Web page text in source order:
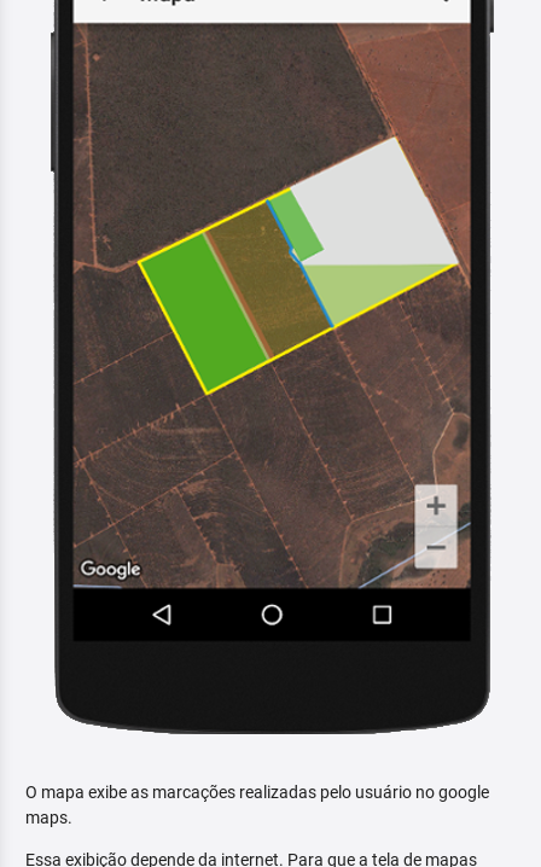
O mapa exibe as marcações realizadas pelo usuário no google
maps.
Essa exibição depende da internet. Para que a tela de mapas